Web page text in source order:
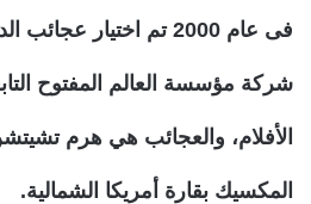
فى عام 2000 تم اختيار
شركة مؤسسة العالم المفتوح
الأفلام، والعجائب هي هرم
المكسيك بقارة أمريكا الشمالية.